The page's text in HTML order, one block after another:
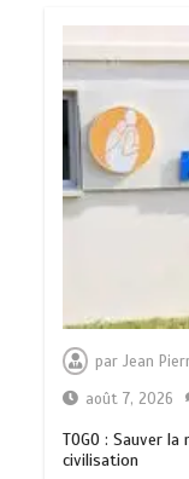
parJean
août 7, 2026
TOGO : Sauver
civilisation